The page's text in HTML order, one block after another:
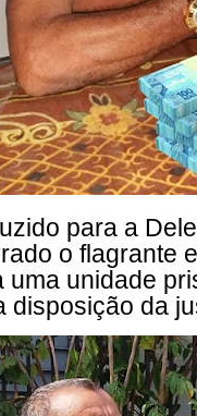
para a
o flagrante
uma unidade
disposição da